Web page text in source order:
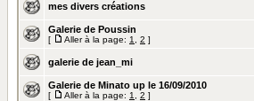
mes divers créations
Galerie de Poussin
[ Aller à la page: 1 2 ]
galerie de jean_mi
Galerie de Minato up le 16/09/2010
[ Aller à la page: 1 2 ]